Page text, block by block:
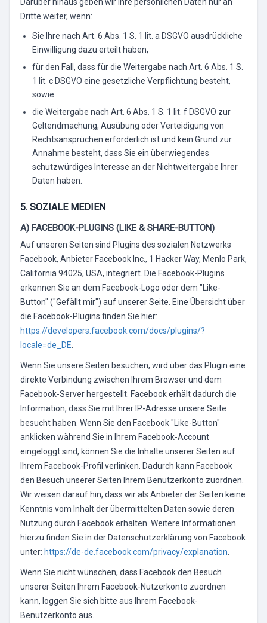
Dritte weiter, wenn:
Sie Ihre nach Art. 6 Abs. 1 S. 1 lit. a DSGVO ausdrückliche
Einwilligung dazu erteilt haben,
für den Fall, dass für die Weitergabe nach Art. 6 Abs. 1 S.
1 lit. c DSGVO eine gesetzliche Verpflichtung besteht,
sowie
die Weitergabe nach Art. 6 Abs. 1 S. 1 lit. f DSGVO zur
Geltendmachung, Ausübung oder Verteidigung von
Rechtsansprüchen erforderlich ist und kein Grund zur
Annahme besteht, dass Sie ein überwiegendes
schutzwürdiges Interesse an der Nichtweitergabe Ihrer
Daten haben.
5. SOZIALE MEDIEN
A) FACEBOOK-PLUGINS (LIKE & SHARE-BUTTON)
Auf unseren Seiten sind Plugins des sozialen Netzwerks
Facebook, Anbieter Facebook Inc., 1 Hacker Way, Menlo Park,
California 94025, USA, integriert. Die Facebook-Plugins
erkennen Sie an dem Facebook-Logo oder dem "Like-
Button" ("Gefällt mir") auf unserer Seite. Eine Übersicht über
die Facebook-Plugins finden Sie hier:
https://developers.facebook.com/docs/plugins/?
locale=de_DE
Wenn Sie unsere Seiten besuchen, wird über das Plugin eine
direkte Verbindung zwischen Ihrem Browser und dem
Facebook-Server hergestellt. Facebook erhält dadurch die
Information, dass Sie mit Ihrer IP-Adresse unsere Seite
besucht haben. Wenn Sie den Facebook "Like-Button"
anklicken während Sie in Ihrem Facebook-Account
eingeloggt sind, können Sie die Inhalte unserer Seiten auf
Ihrem Facebook-Profil verlinken. Dadurch kann Facebook
den Besuch unserer Seiten Ihrem Benutzerkonto zuordnen.
Wir weisen darauf hin, dass wir als Anbieter der Seiten keine
Kenntnis vom Inhalt der übermittelten Daten sowie deren
Nutzung durch Facebook erhalten. Weitere Informationen
hierzu finden Sie in der Datenschutzerklärung von Facebook
unter: https://de-de.facebook.com/privacy/explanation
Wenn Sie nicht wünschen, dass Facebook den Besuch
unserer Seiten Ihrem Facebook-Nutzerkonto zuordnen
kann, loggen Sie sich bitte aus Ihrem Facebook-
Benutzerkonto aus.